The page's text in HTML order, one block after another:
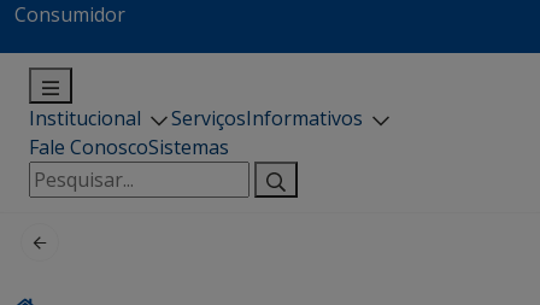
Consumidor
Institucional ServiçosInformativos
Fale ConoscoSistemas
Pesquisar
por: